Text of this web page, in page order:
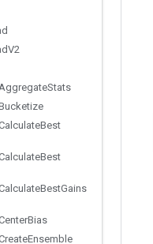
V2
Stats
Best
Best
BestGains
Bias
Ensemble